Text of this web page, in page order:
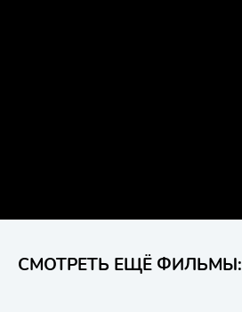
СМОТРЕТЬ ЕЩЁ ФИЛЬМЫ: